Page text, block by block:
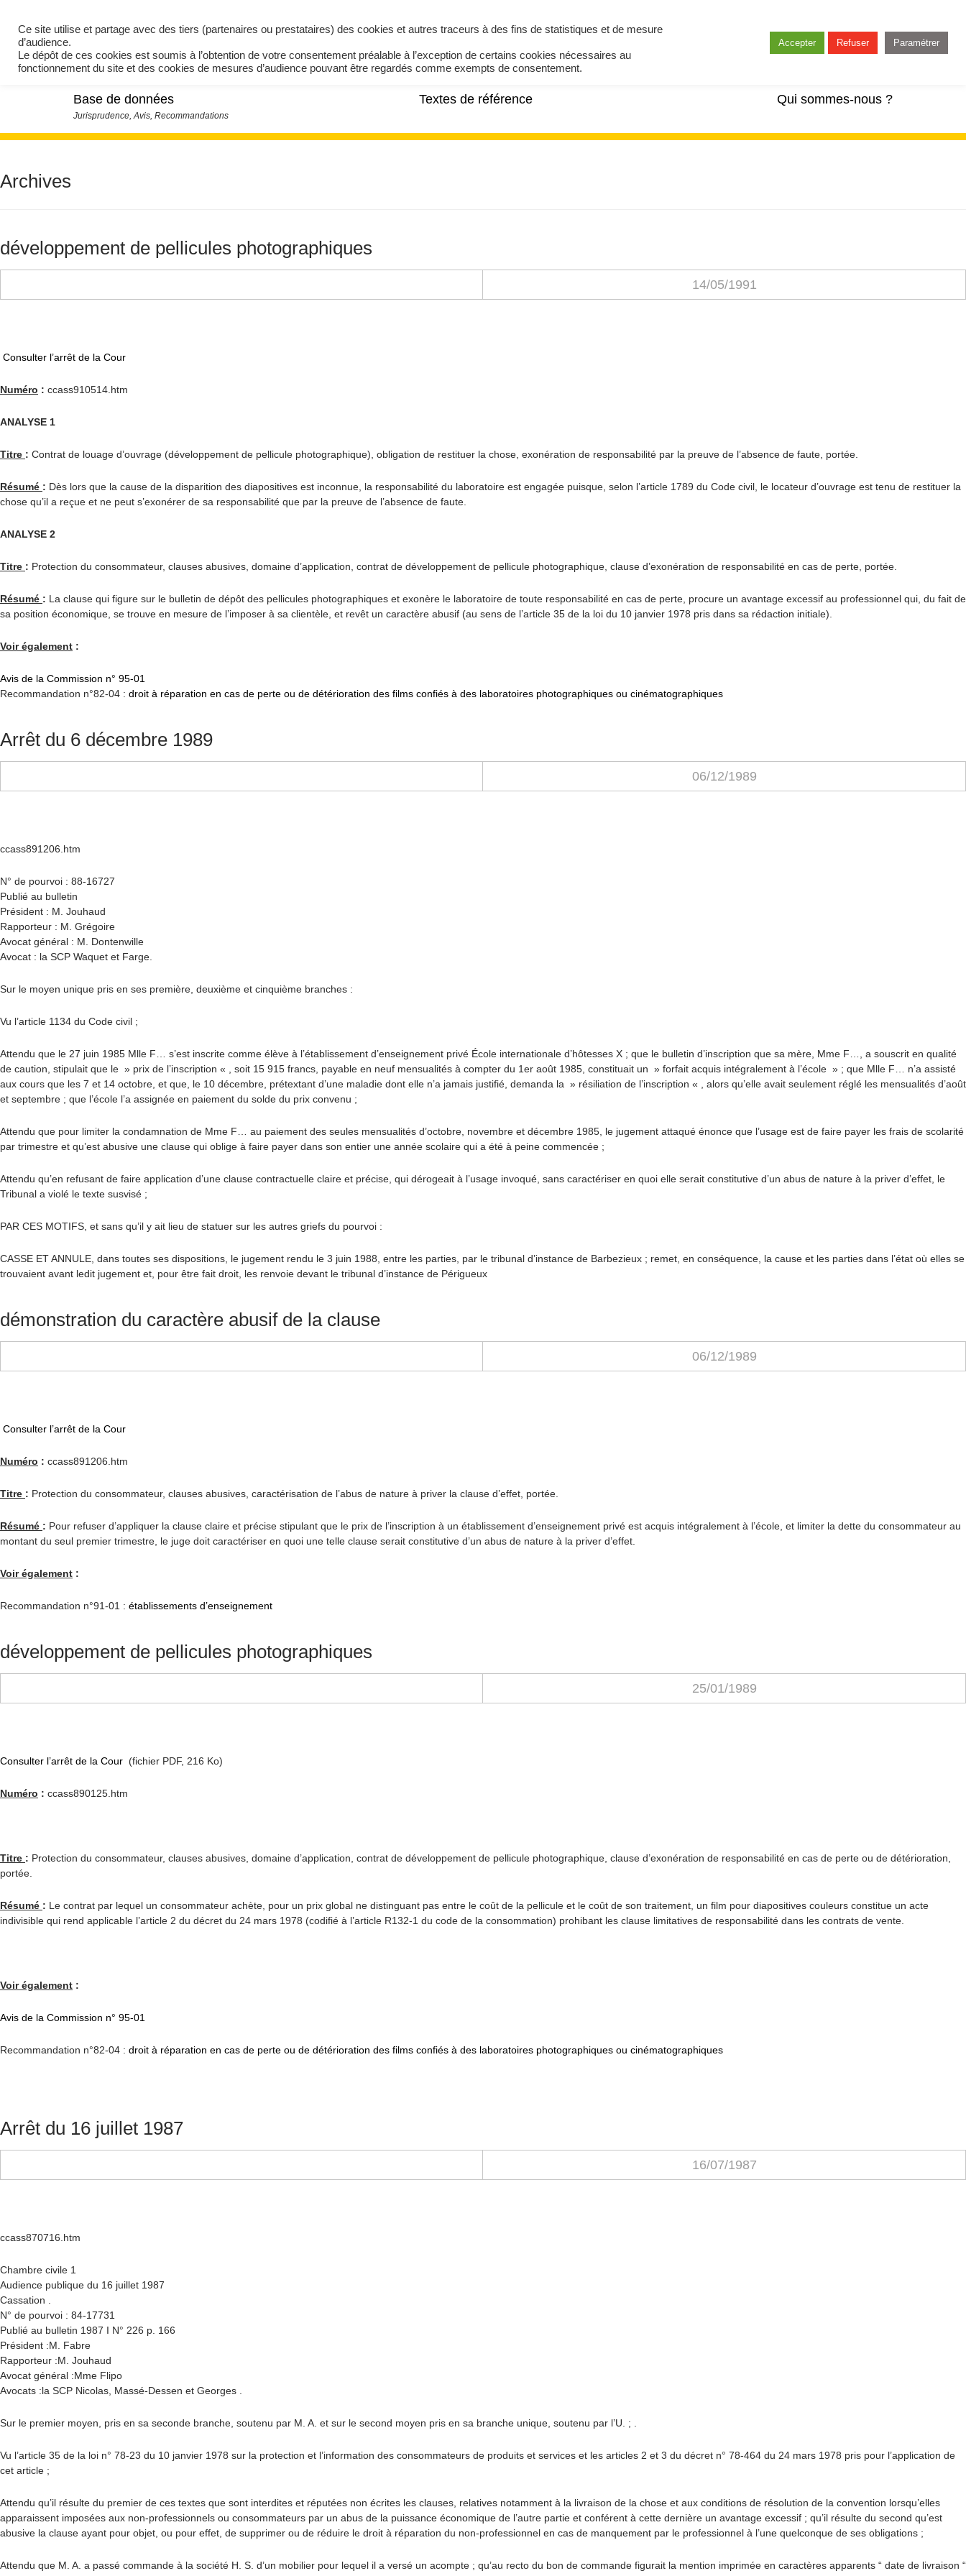
Base de données Textes de référence Qui sommes-nous ?
Archives
développement de pellicules photographiques
14/05/1991
Consulter l’arrêt de la Cour
Numéro : ccass910514.htm
ANALYSE 1
Titre : Contrat de louage d’ouvrage (développement de pellicule photographique), obligation de restituer la chose, exonération de responsabilité par la preuve de l’absence de faute, portée.
Résumé : Dès lors que la cause de la disparition des diapositives est inconnue, la responsabilité du laboratoire est engagée puisque, selon l’article 1789 du Code civil, le locateur d’ouvrage est tenu de restituer la
chose qu’il a reçue et ne peut s’exonérer de sa responsabilité que par la preuve de l’absence de faute.
ANALYSE 2
Titre : Protection du consommateur, clauses abusives, domaine d’application, contrat de développement de pellicule photographique, clause d’exonération de responsabilité en cas de perte, portée.
Résumé : La clause qui figure sur le bulletin de dépôt des pellicules photographiques et exonère le laboratoire de toute responsabilité en cas de perte, procure un avantage excessif au professionnel qui, du fait de
sa position économique, se trouve en mesure de l’imposer à sa clientèle, et revêt un caractère abusif (au sens de l’article 35 de la loi du 10 janvier 1978 pris dans sa rédaction initiale).
Voir également :
Avis de la Commission n° 95-01
Recommandation n°82-04 : droit à réparation en cas de perte ou de détérioration des films confiés à des laboratoires photographiques ou cinématographiques
Arrêt du 6 décembre 1989
06/12/1989
ccass891206.htm
N° de pourvoi : 88-16727
Publié au bulletin
Président : M. Jouhaud
Rapporteur : M. Grégoire
Avocat général : M. Dontenwille
Avocat : la SCP Waquet et Farge.
Sur le moyen unique pris en ses première, deuxième et cinquième branches :
Vu l’article 1134 du Code civil ;
Attendu que le 27 juin 1985 Mlle F… s’est inscrite comme élève à l’établissement d’enseignement privé École internationale d’hôtesses X ; que le bulletin d’inscription que sa mère, Mme F…, a souscrit en qualité
de caution, stipulait que le » prix de l’inscription « , soit 15 915 francs, payable en neuf mensualités à compter du 1er août 1985, constituait un » forfait acquis intégralement à l’école » ; que Mlle F… n’a assisté
aux cours que les 7 et 14 octobre, et que, le 10 décembre, prétextant d’une maladie dont elle n’a jamais justifié, demanda la » résiliation de l’inscription « , alors qu’elle avait seulement réglé les mensualités d’août
et septembre ; que l’école l’a assignée en paiement du solde du prix convenu ;
Attendu que pour limiter la condamnation de Mme F… au paiement des seules mensualités d’octobre, novembre et décembre 1985, le jugement attaqué énonce que l’usage est de faire payer les frais de scolarité
par trimestre et qu’est abusive une clause qui oblige à faire payer dans son entier une année scolaire qui a été à peine commencée ;
Attendu qu’en refusant de faire application d’une clause contractuelle claire et précise, qui dérogeait à l’usage invoqué, sans caractériser en quoi elle serait constitutive d’un abus de nature à la priver d’effet, le
Tribunal a violé le texte susvisé ;
PAR CES MOTIFS, et sans qu’il y ait lieu de statuer sur les autres griefs du pourvoi :
CASSE ET ANNULE, dans toutes ses dispositions, le jugement rendu le 3 juin 1988, entre les parties, par le tribunal d’instance de Barbezieux ; remet, en conséquence, la cause et les parties dans l’état où elles se
trouvaient avant ledit jugement et, pour être fait droit, les renvoie devant le tribunal d’instance de Périgueux
démonstration du caractère abusif de la clause
06/12/1989
Consulter l’arrêt de la Cour
Numéro : ccass891206.htm
Titre : Protection du consommateur, clauses abusives, caractérisation de l’abus de nature à priver la clause d’effet, portée.
Résumé : Pour refuser d’appliquer la clause claire et précise stipulant que le prix de l’inscription à un établissement d’enseignement privé est acquis intégralement à l’école, et limiter la dette du consommateur au
montant du seul premier trimestre, le juge doit caractériser en quoi une telle clause serait constitutive d’un abus de nature à la priver d’effet.
Voir également :
Recommandation n°91-01 : établissements d’enseignement
développement de pellicules photographiques
25/01/1989
Consulter l’arrêt de la Cour (fichier PDF, 216 Ko)
Numéro : ccass890125.htm
Titre : Protection du consommateur, clauses abusives, domaine d’application, contrat de développement de pellicule photographique, clause d’exonération de responsabilité en cas de perte ou de détérioration,
portée.
Résumé : Le contrat par lequel un consommateur achète, pour un prix global ne distinguant pas entre le coût de la pellicule et le coût de son traitement, un film pour diapositives couleurs constitue un acte
indivisible qui rend applicable l’article 2 du décret du 24 mars 1978 (codifié à l’article R132-1 du code de la consommation) prohibant les clause limitatives de responsabilité dans les contrats de vente.
Voir également :
Avis de la Commission n° 95-01
Recommandation n°82-04 : droit à réparation en cas de perte ou de détérioration des films confiés à des laboratoires photographiques ou cinématographiques
Arrêt du 16 juillet 1987
16/07/1987
ccass870716.htm
Chambre civile 1
Audience publique du 16 juillet 1987
Cassation .
N° de pourvoi : 84-17731
Publié au bulletin 1987 I N° 226 p. 166
Président :M. Fabre
Rapporteur :M. Jouhaud
Avocat général :Mme Flipo
Avocats :la SCP Nicolas, Massé-Dessen et Georges .
Sur le premier moyen, pris en sa seconde branche, soutenu par M. A. et sur le second moyen pris en sa branche unique, soutenu par l’U. ; .
Vu l’article 35 de la loi n° 78-23 du 10 janvier 1978 sur la protection et l’information des consommateurs de produits et services et les articles 2 et 3 du décret n° 78-464 du 24 mars 1978 pris pour l’application de
cet article ;
Attendu qu’il résulte du premier de ces textes que sont interdites et réputées non écrites les clauses, relatives notamment à la livraison de la chose et aux conditions de résolution de la convention lorsqu’elles
apparaissent imposées aux non-professionnels ou consommateurs par un abus de la puissance économique de l’autre partie et conférent à cette dernière un avantage excessif ; qu’il résulte du second qu’est
abusive la clause ayant pour objet, ou pour effet, de supprimer ou de réduire le droit à réparation du non-professionnel en cas de manquement par le professionnel à l’une quelconque de ses obligations ;
Attendu que M. A. a passé commande à la société H. S. d’un mobilier pour lequel il a versé un acompte ; qu’au recto du bon de commande figurait la mention imprimée en caractères apparents “ date de livraison “
Ce site utilise et partage avec des tiers (partenaires ou prestataires) des cookies et autres traceurs à des fins de statistiques et de mesure
d’audience.
Le dépôt de ces cookies est soumis à l’obtention de votre consentement préalable à l’exception de certains cookies nécessaires au
fonctionnement du site et des cookies de mesures d’audience pouvant être regardés comme exempts de consentement.
Accepter Refuser Paramétrer